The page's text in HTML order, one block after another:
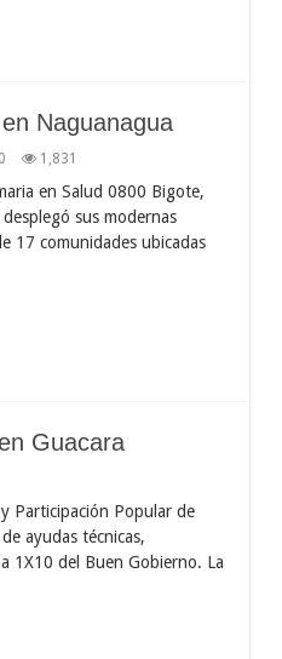
Naguanagua
0 1,831
en Salud 0800 Bigote,
sus modernas
17 comunidades ubicadas
Guacara
Participación Popular de
ayudas técnicas,
1X10 del Buen Gobierno. La